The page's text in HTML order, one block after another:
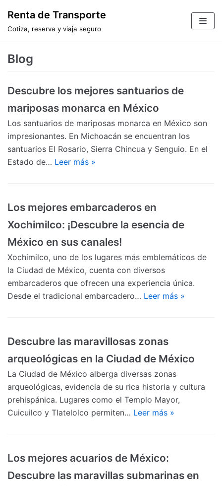
Saltar
al
Renta de Transporte
Cotiza, reserva y viaja seguro
Blog
Descubre los mejores santuarios de
mariposas monarca en México
Los santuarios de mariposas monarca en México son
impresionantes. En Michoacán se encuentran los
santuarios El Rosario, Sierra Chincua y Senguio. En el
Estado de… Leer más »
Los mejores embarcaderos en
Xochimilco: ¡Descubre la esencia de
México en sus canales!
Xochimilco, uno de los lugares más emblemáticos de
la Ciudad de México, cuenta con diversos
embarcaderos que ofrecen una experiencia única.
Desde el tradicional embarcadero… Leer más »
Descubre las maravillosas zonas
arqueológicas en la Ciudad de México
La Ciudad de México alberga diversas zonas
arqueológicas, evidencia de su rica historia y cultura
prehispánica. Lugares como el Templo Mayor,
Cuicuilco y Tlatelolco permiten… Leer más »
Los mejores acuarios de México:
Descubre las maravillas submarinas en